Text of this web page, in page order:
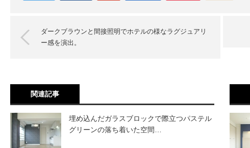
ダークブラウンと間接照明でホテルの様なラグジュアリ
ー感を演出。
関連記事
埋め込んだガラスブロックで際立つパステル
グリーンの落ち着いた空間…